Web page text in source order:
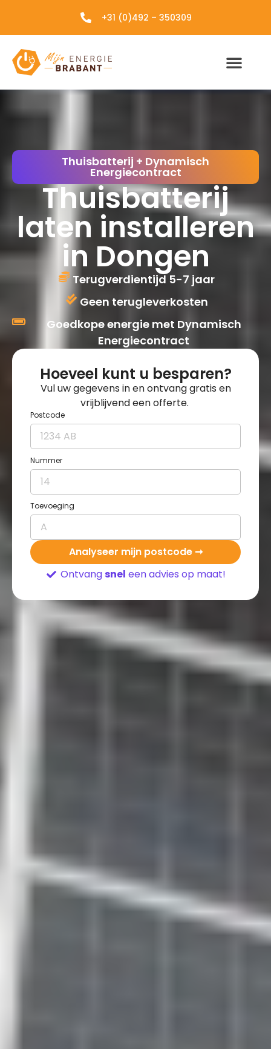
+31 (0)492 – 350309
Thuisbatterij + Dynamisch
Energiecontract
Thuisbatterij
laten installeren
in Dongen
Terugverdientijd 5-7 jaar
Geen terugleverkosten
Goedkope energie met Dynamisch
Energiecontract
Hoeveel kunt u besparen?
Vul uw gegevens in en ontvang gratis en
vrijblijvend een offerte.
Postcode
Nummer
Toevoeging
Analyseer mijn postcode ➞
Ontvang snel een advies op maat!